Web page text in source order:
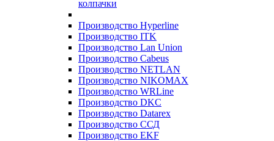
колпачки
Производство Hyperline
Производство ITK
Производство Lan Union
Производство Cabeus
Производство NETLAN
Производство NIKOMAX
Производство WRLine
Производство DKC
Производство Datarex
Производство ССД
Производство EKF